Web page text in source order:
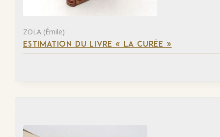
ZOLA (Émile)
ESTIMATION DU LIVRE « LA CURÉE »